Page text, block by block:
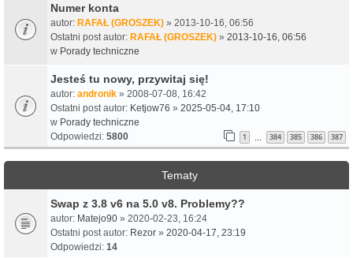
Numer konta
autor: RAFAŁ (GROSZEK) » 2013-10-16, 06:56
Ostatni post autor: RAFAŁ (GROSZEK) » 2013-10-16, 06:56
w Porady techniczne
Jesteś tu nowy, przywitaj się!
autor: andronik » 2008-07-08, 16:42
Ostatni post autor: Ketjow76 » 2025-05-04, 17:10
w Porady techniczne
Odpowiedzi: 5800 1 384 385 386 387
Tematy
Swap z 3.8 v6 na 5.0 v8. Problemy??
autor: Matejo90 » 2020-02-23, 16:24
Ostatni post autor: Rezor » 2020-04-17, 23:19
Odpowiedzi: 14